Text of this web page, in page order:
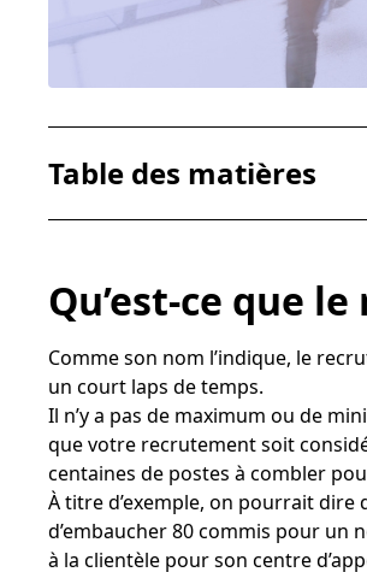
Table des matières
Défi #1 : Générer des candidats
Le marketing
Défi #2 : Sélectionner les bons
1. L’erreur de type Alpha
2. L’erreur de type Bêta
Défi #3 : Créer une belle
1. La rapidité
Qu’est-ce que
Comme son nom l’indique, le
un court laps de temps.
Il n’y a pas de maximum ou de
que votre recrutement soit
centaines de postes à combler
À titre d’exemple, on pourrait dire
d’embaucher 80 commis pour un
à la clientèle pour son centre